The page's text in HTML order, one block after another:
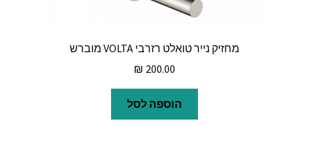
מחזיק נייר טואלט רזרבי VOLTA מוברש
₪ 200.00
הוספה לסל